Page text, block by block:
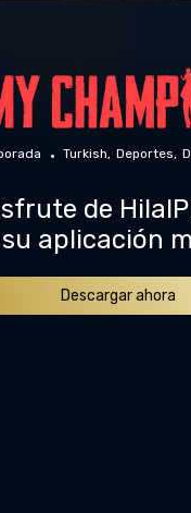
Turkish Deportes
de
su aplicación
Descargar ahora